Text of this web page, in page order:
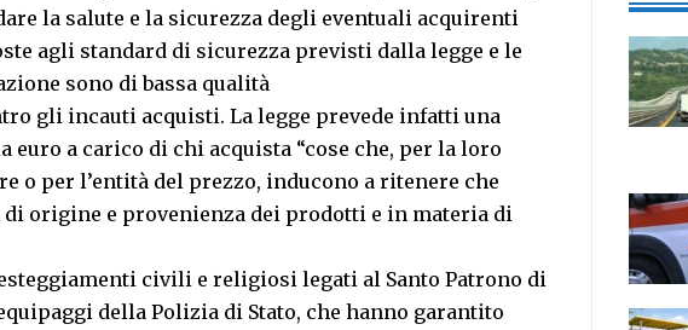
la salute e la sicurezza degli eventuali acquirenti
agli standard di sicurezza previsti dalla legge e le
sono di bassa qualità
gli incauti acquisti. La legge prevede infatti una
euro a carico di chi acquista “cose che, per la loro
o per l’entità del prezzo, inducono a ritenere che
origine e provenienza dei prodotti e in materia di
civili e religiosi legati al Santo Patrono di
della Polizia di Stato, che hanno garantito